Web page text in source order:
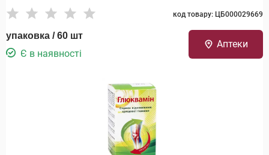
код товару: ЦБ000029669
упаковка / 60 шт
Є в наявності
Аптеки